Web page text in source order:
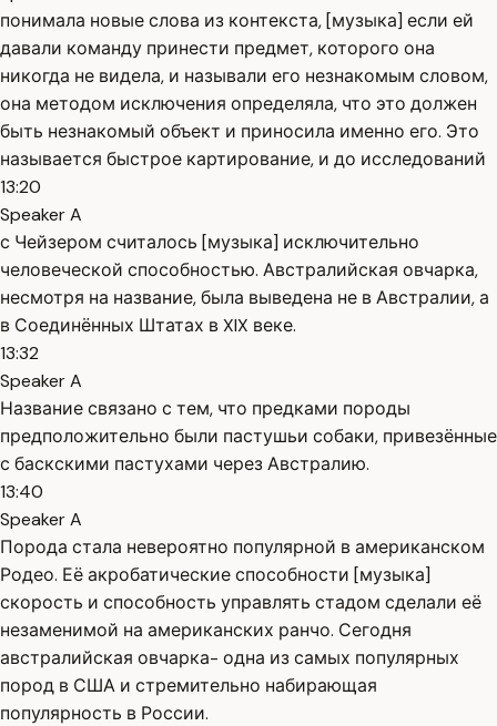
понимала новые слова из контекста, [музыка] если ей
давали команду принести предмет, которого она
никогда не видела, и называли его незнакомым словом,
она методом исключения определяла, что это должен
быть незнакомый объект и приносила именно его. Это
называется быстрое картирование, и до исследований
13:20
Speaker A
с Чейзером считалось [музыка] исключительно
человеческой способностью. Австралийская овчарка,
несмотря на название, была выведена не в Австралии, а
в Соединённых Штатах в XIX веке.
13:32
Speaker A
Название связано с тем, что предками породы
предположительно были пастушьи собаки, привезённые
с баскскими пастухами через Австралию.
13:40
Speaker A
Порода стала невероятно популярной в американском
Родео. Её акробатические способности [музыка]
скорость и способность управлять стадом сделали её
незаменимой на американских ранчо. Сегодня
австралийская овчарка- одна из самых популярных
пород в США и стремительно набирающая
популярность в России.